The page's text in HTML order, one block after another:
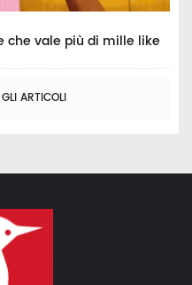
che vale più di mille like
ARTICOLI